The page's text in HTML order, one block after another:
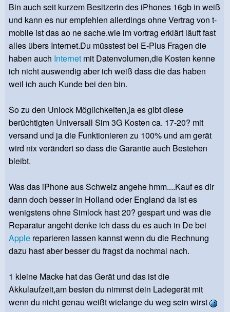
Bin auch seit kurzem Besitzerin des iPhones 16gb in weiß
und kann es nur empfehlen allerdings ohne Vertrag von t-
mobile ist das ao ne sache.wie im vortrag erklärt läuft fast
alles übers Internet.Du müsstest bei E-Plus Fragen die
haben auch Internet mit Datenvolumen,die Kosten kenne
ich nicht auswendig aber ich weiß dass die das haben
weil ich auch Kunde bei den bin.
So zu den Unlock Möglichkeiten,ja es gibt diese
berüchtigten Universall Sim 3G Kosten ca. 17-20? mit
versand und ja die Funktionieren zu 100% und am gerät
wird nix verändert so dass die Garantie auch Bestehen
bleibt.
Was das iPhone aus Schweiz angehe hmm....Kauf es dir
dann doch besser in Holland oder England da ist es
wenigstens ohne Simlock hast 20? gespart und was die
Reparatur angeht denke ich dass du es auch in De bei
Apple reparieren lassen kannst wenn du die Rechnung
dazu hast aber besser du fragst da nochmal nach.
1 kleine Macke hat das Gerät und das ist die
Akkulaufzeit,am besten du nimmst dein Ladegerät mit
wenn du nicht genau weißt wielange du weg sein wirst